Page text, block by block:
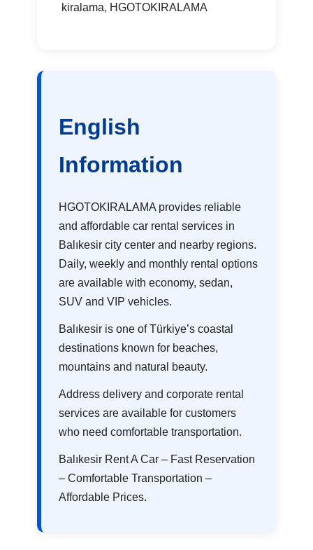
kiralama, HGOTOKIRALAMA
English
Information
HGOTOKIRALAMA provides reliable
and affordable car rental services in
Balıkesir city center and nearby regions.
Daily, weekly and monthly rental options
are available with economy, sedan,
SUV and VIP vehicles.
Balıkesir is one of Türkiye’s coastal
destinations known for beaches,
mountains and natural beauty.
Address delivery and corporate rental
services are available for customers
who need comfortable transportation.
Balıkesir Rent A Car – Fast Reservation
– Comfortable Transportation –
Affordable Prices.